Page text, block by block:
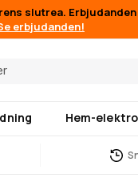
slutrea.
erbjudanden!
Hem-